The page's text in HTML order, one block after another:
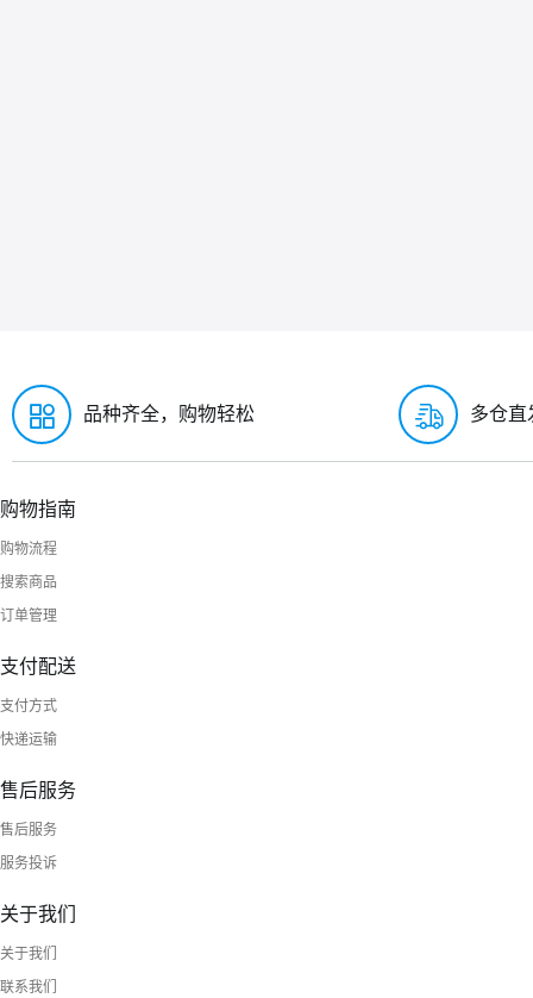
品种齐全，购物轻松 多仓直
购物指南
购物流程
搜索商品
订单管理
支付配送
支付方式
快递运输
售后服务
售后服务
服务投诉
关于我们
关于我们
联系我们